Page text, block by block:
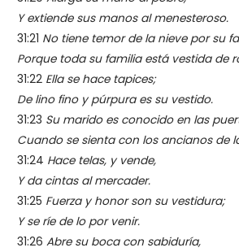
Y extiende sus manos al menesteroso.
31:21 No tiene temor de la nieve por su
Porque toda su familia está vestida de
31:22 Ella se hace tapices;
De lino fino y púrpura es su vestido.
31:23 Su marido es conocido en las
Cuando se sienta con los ancianos de
31:24 Hace telas, y vende,
Y da cintas al mercader.
31:25 Fuerza y honor son su vestidura;
Y se ríe de lo por venir.
31:26Abre su boca con sabiduría,